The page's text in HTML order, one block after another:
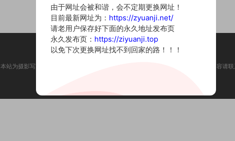
本站为摄影写真图片网站，内容来自网络收集整理，仅作个人学习使用。如有违法内容请
由于网址会被和谐，会不定期更换网址！
目前最新网址为： https://zyuanji.net/
请老用户保存好下面的永久地址发布页
永久发布页： https://ziyuanji.top
以免下次更换网址找不到回家的路！！！